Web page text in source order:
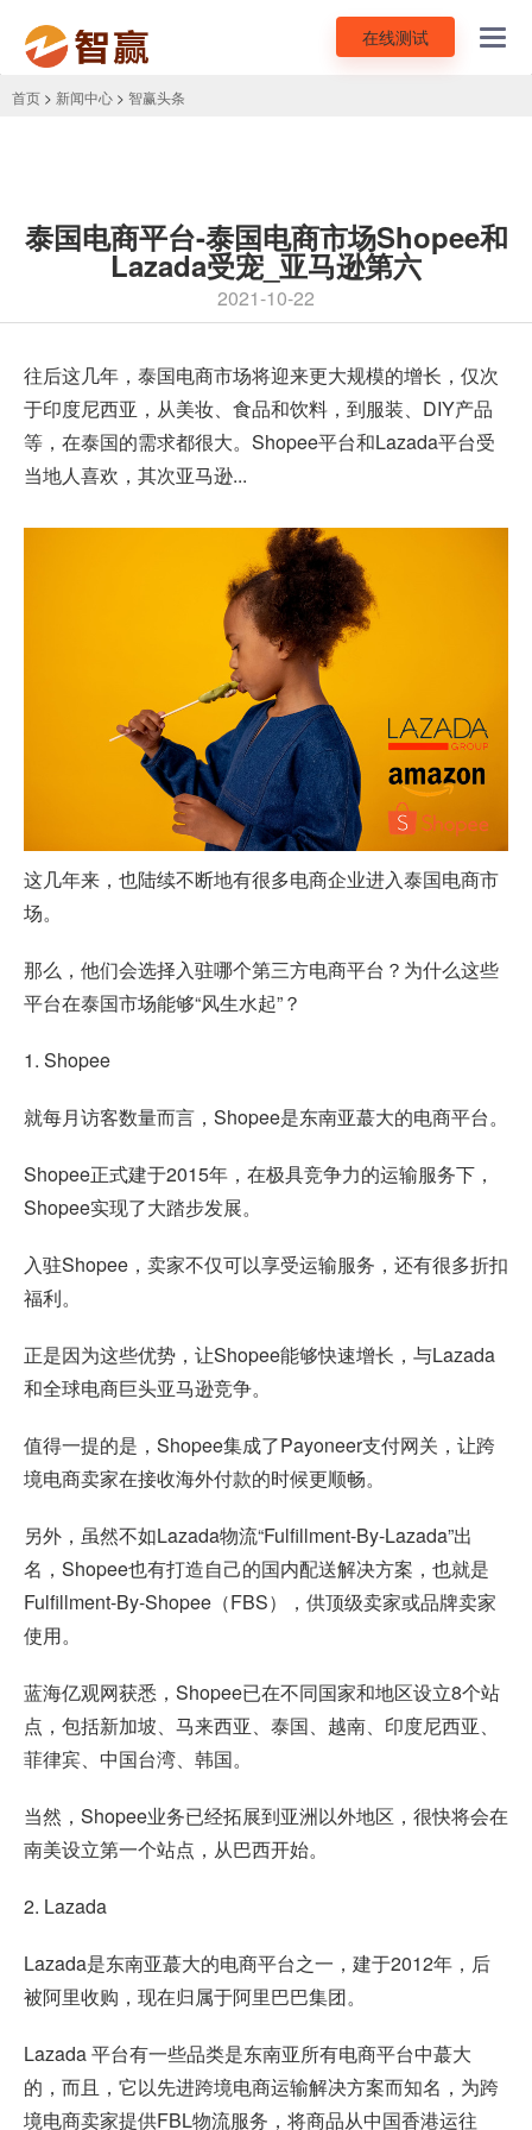
在线测试
首页 > 新闻中心 > 智赢头条
泰国电商平台-泰国电商市场Shopee和
Lazada受宠_亚马逊第六
2021-10-22
往后这几年，泰国电商市场将迎来更大规模的增长，仅次
于印度尼西亚，从美妆、食品和饮料，到服装、DIY产品
等，在泰国的需求都很大。Shopee平台和Lazada平台受
当地人喜欢，其次亚马逊...
这几年来，也陆续不断地有很多电商企业进入泰国电商市
场。
那么，他们会选择入驻哪个第三方电商平台？为什么这些
平台在泰国市场能够“风生水起”？
1. Shopee
就每月访客数量而言，Shopee是东南亚蕞大的电商平台。
Shopee正式建于2015年，在极具竞争力的运输服务下，
Shopee实现了大踏步发展。
入驻Shopee，卖家不仅可以享受运输服务，还有很多折扣
福利。
正是因为这些优势，让Shopee能够快速增长，与Lazada
和全球电商巨头亚马逊竞争。
值得一提的是，Shopee集成了Payoneer支付网关，让跨
境电商卖家在接收海外付款的时候更顺畅。
另外，虽然不如Lazada物流“Fulfillment-By-Lazada”出
名，Shopee也有打造自己的国内配送解决方案，也就是
Fulfillment-By-Shopee（FBS），供顶级卖家或品牌卖家
使用。
蓝海亿观网获悉，Shopee已在不同国家和地区设立8个站
点，包括新加坡、马来西亚、泰国、越南、印度尼西亚、
菲律宾、中国台湾、韩国。
当然，Shopee业务已经拓展到亚洲以外地区，很快将会在
南美设立第一个站点，从巴西开始。
2. Lazada
Lazada是东南亚蕞大的电商平台之一，建于2012年，后
被阿里收购，现在归属于阿里巴巴集团。
Lazada 平台有一些品类是东南亚所有电商平台中蕞大
的，而且，它以先进跨境电商运输解决方案而知名，为跨
境电商卖家提供FBL物流服务，将商品从中国香港运往